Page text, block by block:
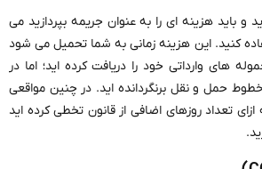
باید هزینه ای را به عنوان جریمه بپردازید می
کنید. این هزینه زمانی به شما تحمیل می شود
های وارداتی خود را دریافت کرده اید؛ اما در
حمل و نقل برنگردانده اید. در چنین مواقعی
تعداد روزهای اضافی از قانون تخطی کرده اید